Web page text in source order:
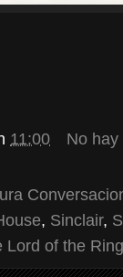
11:00 No
, Sinclair,
Lord of the